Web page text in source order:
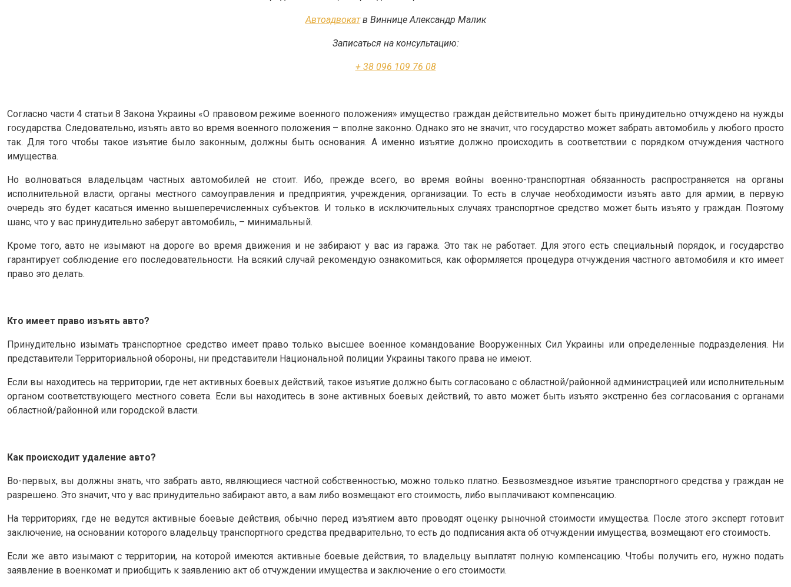
Автоадвокатв Виннице Александр Малик
Записаться на консультацию:
+ 38 096 109 76 08
Согласно части 4 статьи 8 Закона Украины «О правовом режиме военного положения» имущество граждан действительно может быть принудительно отчуждено на нужды
государства. Следовательно, изъять авто во время военного положения – вполне законно. Однако это не значит, что государство может забрать автомобиль у любого просто
так. Для того чтобы такое изъятие было законным, должны быть основания. А именно изъятие должно происходить в соответствии с порядком отчуждения частного
имущества.
Но волноваться владельцам частных автомобилей не стоит. Ибо, прежде всего, во время войны военно-транспортная обязанность распространяется на органы
исполнительной власти, органы местного самоуправления и предприятия, учреждения, организации. То есть в случае необходимости изъять авто для армии, в первую
очередь это будет касаться именно вышеперечисленных субъектов. И только в исключительных случаях транспортное средство может быть изъято у граждан. Поэтому
шанс, что у вас принудительно заберут автомобиль, – минимальный.
Кроме того, авто не изымают на дороге во время движения и не забирают у вас из гаража. Это так не работает. Для этого есть специальный порядок, и государство
гарантирует соблюдение его последовательности. На всякий случай рекомендую ознакомиться, как оформляется процедура отчуждения частного автомобиля и кто имеет
право это делать.
Кто имеет право изъять авто?
Принудительно изымать транспортное средство имеет право только высшее военное командование Вооруженных Сил Украины или определенные подразделения. Ни
представители Территориальной обороны, ни представители Национальной полиции Украины такого права не имеют.
Если вы находитесь на территории, где нет активных боевых действий, такое изъятие должно быть согласовано с областной/районной администрацией или исполнительным
органом соответствующего местного совета. Если вы находитесь в зоне активных боевых действий, то авто может быть изъято экстренно без согласования с органами
областной/районной или городской власти.
Как происходит удаление авто?
Во-первых, вы должны знать, что забрать авто, являющиеся частной собственностью, можно только платно. Безвозмездное изъятие транспортного средства у граждан не
разрешено. Это значит, что у вас принудительно забирают авто, а вам либо возмещают его стоимость, либо выплачивают компенсацию.
На территориях, где не ведутся активные боевые действия, обычно перед изъятием авто проводят оценку рыночной стоимости имущества. После этого эксперт готовит
заключение, на основании которого владельцу транспортного средства предварительно, то есть до подписания акта об отчуждении имущества, возмещают его стоимость.
Если же авто изымают с территории, на которой имеются активные боевые действия, то владельцу выплатят полную компенсацию. Чтобы получить его, нужно подать
заявление в военкомат и приобщить к заявлению акт об отчуждении имущества и заключение о его стоимости.